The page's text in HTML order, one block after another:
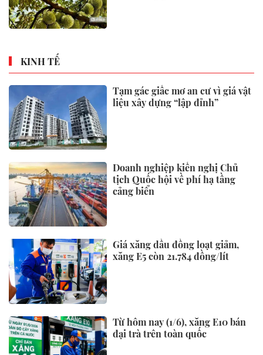
KINH TẾ
Tạm gác giấc mơ an cư vì giá vật
liệu xây dựng “lập đỉnh”
Doanh nghiệp kiến nghị Chủ
tịch Quốc hội về phí hạ tầng
cảng biển
Giá xăng dầu đồng loạt giảm,
xăng E5 còn 21.784 đồng/lít
Từ hôm nay (1/6), xăng E10 bán
đại trà trên toàn quốc